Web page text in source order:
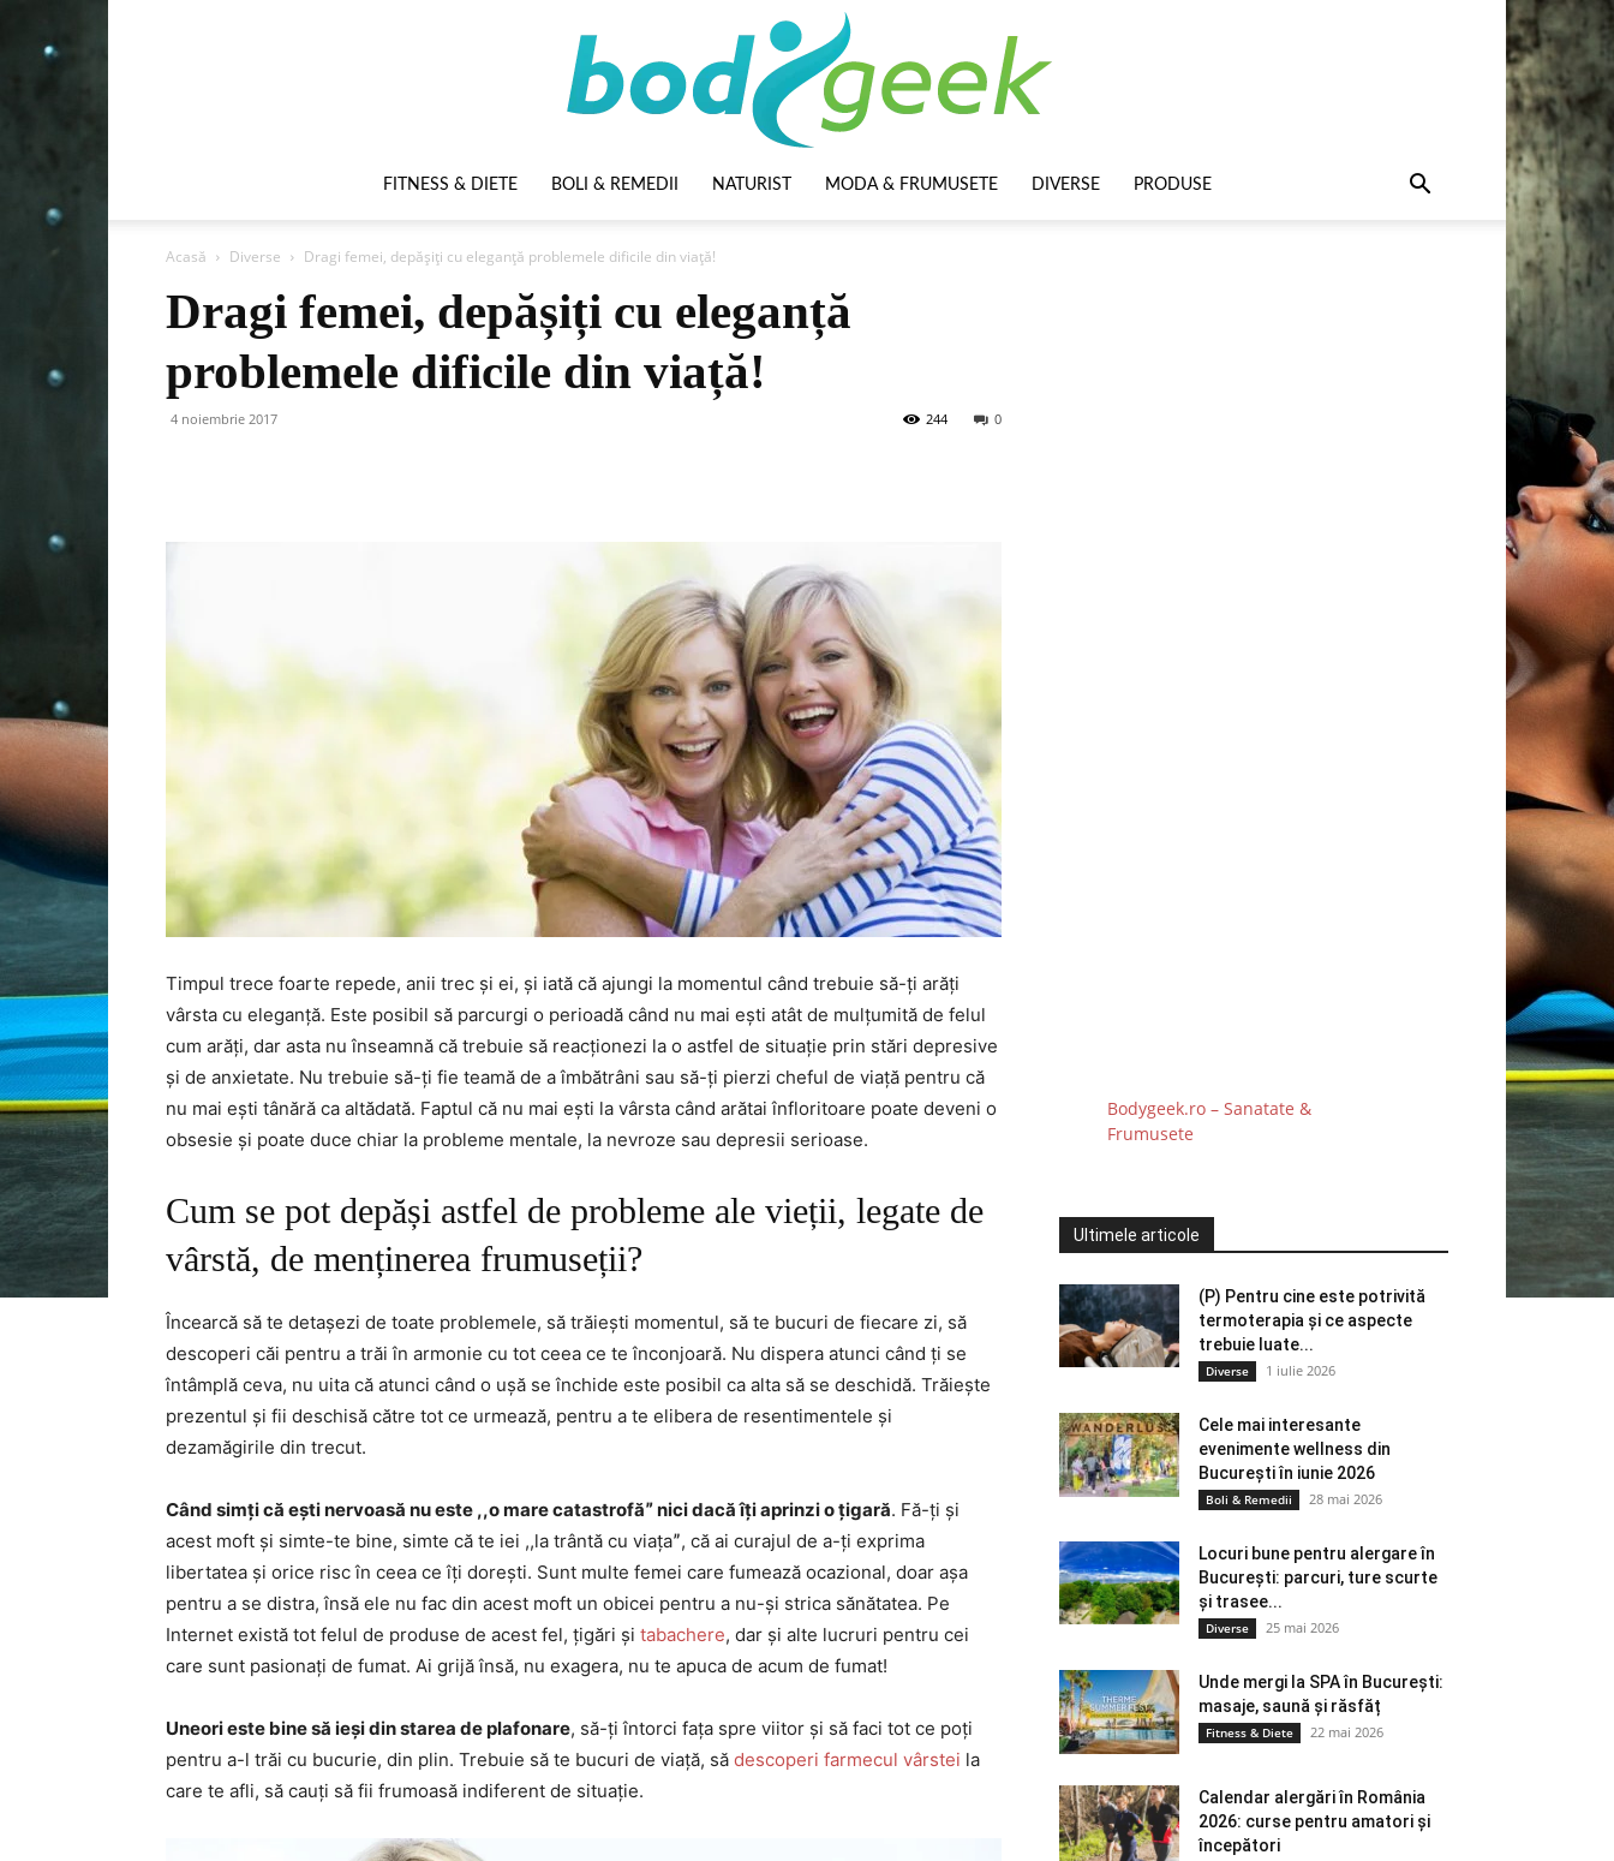
FITNESS & DIETE BOLI & REMEDII NATURIST MODA & FRUMUSETE DIVERSE PRODUSE
Acasă Diverse Dragi femei, depășiți cu eleganță problemele dificile din viață!
Dragi femei, depășiți cu eleganță
problemele dificile din viață!
4 noiembrie 2017 0
244
Timpul trece foarte repede, anii trec și ei, și iată că ajungi la momentul când trebuie să-ți arăți
vârsta cu eleganță. Este posibil să parcurgi o perioadă când nu mai ești atât de mulțumită de felul
cum arăți, dar asta nu înseamnă că trebuie să reacționezi la o astfel de situație prin stări depresive
și de anxietate. Nu trebuie să-ți fie teamă de a îmbătrâni sau să-ți pierzi cheful de viață pentru că
nu mai ești tânără ca altădată. Faptul că nu mai ești la vârsta când arătai înfloritoare poate deveni o
obsesie și poate duce chiar la probleme mentale, la nevroze sau depresii serioase.
Cum se pot depăși astfel de probleme ale vieții, legate de
vârstă, de menținerea frumuseții?
Încearcă să te detașezi de toate problemele, să trăiești momentul, să te bucuri de fiecare zi, să
descoperi căi pentru a trăi în armonie cu tot ceea ce te înconjoară. Nu dispera atunci când ți se
întâmplă ceva, nu uita că atunci când o ușă se închide este posibil ca alta să se deschidă. Trăiește
prezentul și fii deschisă către tot ce urmează, pentru a te elibera de resentimentele și
dezamăgirile din trecut.
Când simți că ești nervoasă nu este ,,o mare catastrofăˮ nici dacă îți aprinzi o țigară. Fă-ți și
acest moft și simte-te bine, simte că te iei ,,la trântă cu viațaˮ, că ai curajul de a-ți exprima
libertatea și orice risc în ceea ce îți dorești. Sunt multe femei care fumează ocazional, doar așa
pentru a se distra, însă ele nu fac din acest moft un obicei pentru a nu-și strica sănătatea. Pe
Internet există tot felul de produse de acest fel, țigări și tabachere, dar și alte lucruri pentru cei
care sunt pasionați de fumat. Ai grijă însă, nu exagera, nu te apuca de acum de fumat!
Uneori este bine să ieși din starea de plafonare, să-ți întorci fața spre viitor și să faci tot ce poți
pentru a-l trăi cu bucurie, din plin. Trebuie să te bucuri de viață, să descoperi farmecul vârstei la
care te afli, să cauți să fii frumoasă indiferent de situație.
Bodygeek.ro – Sanatate &
Frumusete
Ultimele articole
(P) Pentru cine este potrivită
termoterapia și ce aspecte
trebuie luate...
Diverse 1 iulie 2026
Cele mai interesante
evenimente wellness din
București în iunie 2026
Boli & Remedii 28 mai 2026
Locuri bune pentru alergare în
București: parcuri, ture scurte
și trasee...
Diverse 25 mai 2026
Unde mergi la SPA în București:
masaje, saună și răsfăț
Fitness & Diete 22 mai 2026
Calendar alergări în România
2026: curse pentru amatori și
începători